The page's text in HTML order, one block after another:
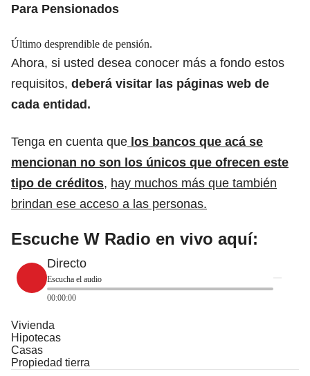
Para Pensionados
Último desprendible de pensión.
Ahora, si usted desea conocer más a fondo estos
requisitos, deberá visitar las páginas web de
cada entidad.
Tenga en cuenta que los bancos que acá se
mencionan no son los únicos que ofrecen este
tipo de créditos, hay muchos más que también
brindan ese acceso a las personas.
Escuche W Radio en vivo aquí:
Directo
Escucha el audio
00:00:00
Vivienda
Hipotecas
Casas
Propiedad tierra